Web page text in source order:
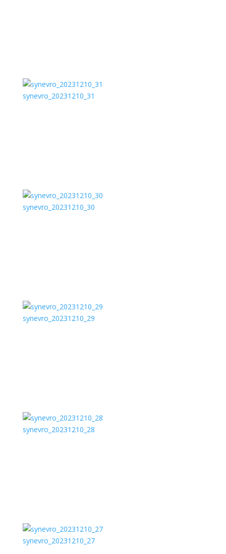
synevro_20231210_31
synevro_20231210_30
synevro_20231210_29
synevro_20231210_28
synevro_20231210_27